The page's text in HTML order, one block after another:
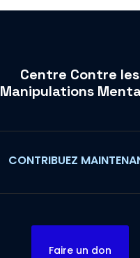
Centre Contre les
Manipulations
CONTRIBUEZ
Faire un don